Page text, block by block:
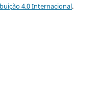
4.0 Internacional.